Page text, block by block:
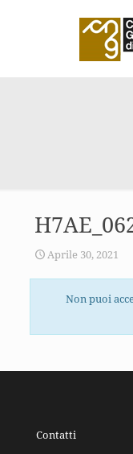
Aprile 30, 2021
Non puoi
Contatti